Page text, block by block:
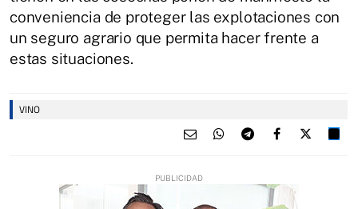
conveniencia de proteger las explotaciones con
un seguro agrario que permita hacer frente a
estas situaciones.
VINO